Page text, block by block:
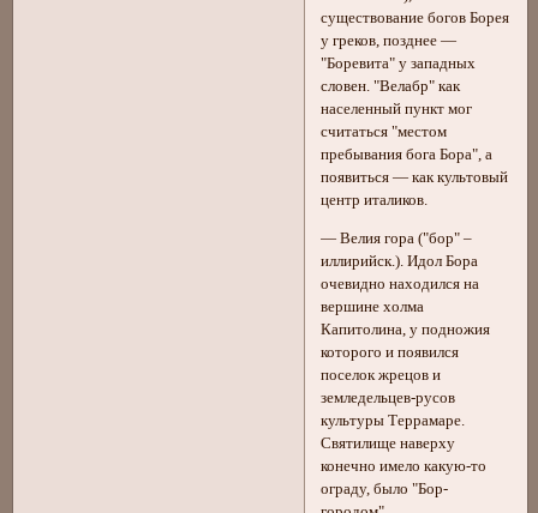
существование богов Борея
у греков, позднее —
"Боревита" у западных
словен. "Велабр" как
населенный пункт мог
считаться "местом
пребывания бога Бора", а
появиться — как культовый
центр италиков.
— Велия гора ("бор" –
иллирийск.). Идол Бора
очевидно находился на
вершине холма
Капитолина, у подножия
которого и появился
поселок жрецов и
земледельцев-русов
культуры Террамаре.
Святилище наверху
конечно имело какую-то
ограду, было "Бор-